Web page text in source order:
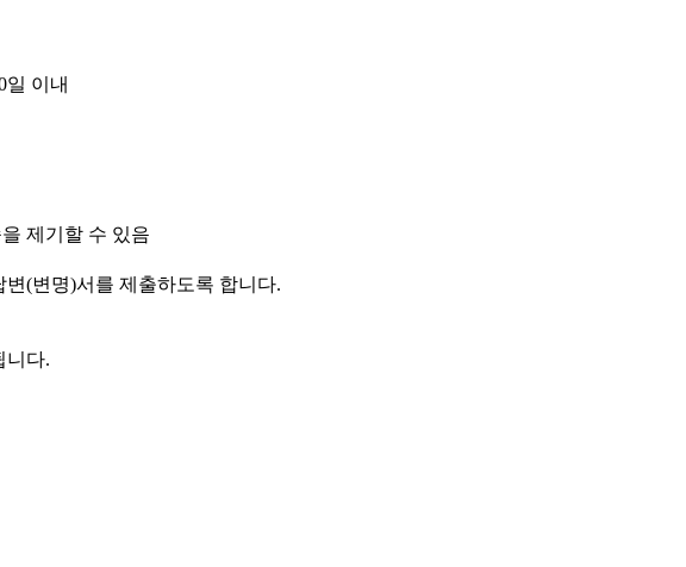
일 이내
제기할 수 있음
(변명)서를 제출하도록 합니다.
니다.